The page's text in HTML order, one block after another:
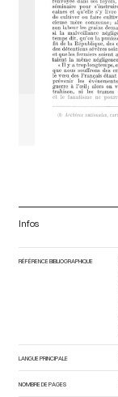
Infos
RÉFÉRENCE BIBLIOGRAPHIQUE
LANGUE PRINCIPALE
NOMBRE DE PAGES